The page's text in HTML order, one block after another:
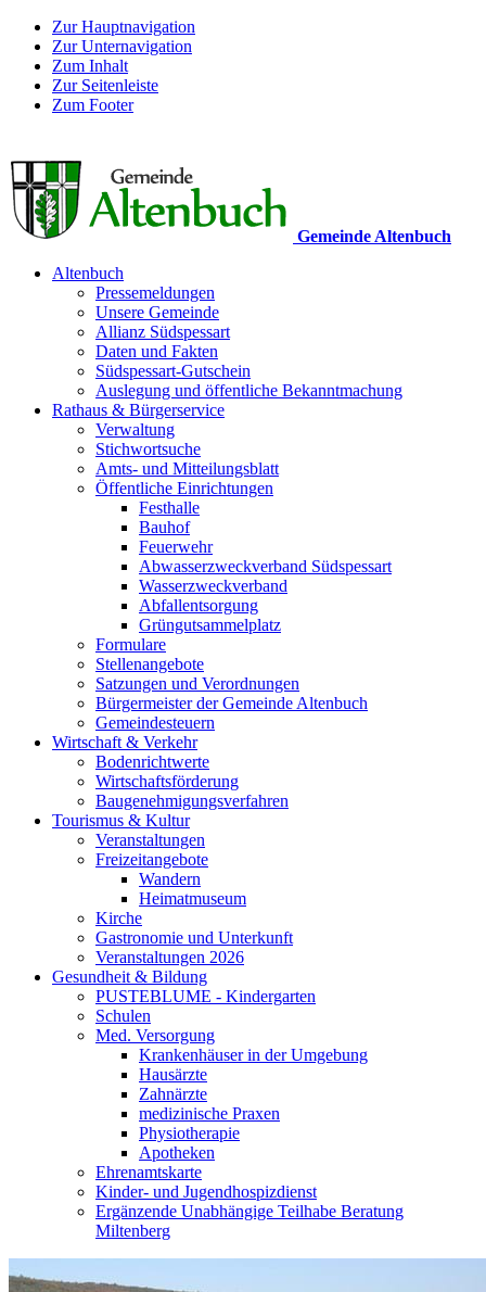
Zur Hauptnavigation
Zur Unternavigation
Zum Inhalt
Zur Seitenleiste
Zum Footer
Gemeinde Altenbuch
Altenbuch
Pressemeldungen
Unsere Gemeinde
Allianz Südspessart
Daten und Fakten
Südspessart-Gutschein
Auslegung und öffentliche Bekanntmachung
Rathaus & Bürgerservice
Verwaltung
Stichwortsuche
Amts- und Mitteilungsblatt
Öffentliche Einrichtungen
Festhalle
Bauhof
Feuerwehr
Abwasserzweckverband Südspessart
Wasserzweckverband
Abfallentsorgung
Grüngutsammelplatz
Formulare
Stellenangebote
Satzungen und Verordnungen
Bürgermeister der Gemeinde Altenbuch
Gemeindesteuern
Wirtschaft & Verkehr
Bodenrichtwerte
Wirtschaftsförderung
Baugenehmigungsverfahren
Tourismus & Kultur
Veranstaltungen
Freizeitangebote
Wandern
Heimatmuseum
Kirche
Gastronomie und Unterkunft
Veranstaltungen 2026
Gesundheit & Bildung
PUSTEBLUME - Kindergarten
Schulen
Med. Versorgung
Krankenhäuser in der Umgebung
Hausärzte
Zahnärzte
medizinische Praxen
Physiotherapie
Apotheken
Ehrenamtskarte
Kinder- und Jugendhospizdienst
Ergänzende Unabhängige Teilhabe Beratung
Miltenberg